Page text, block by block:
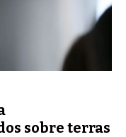
sobre terras